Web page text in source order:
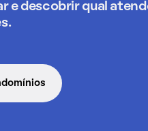
e descobrir qual